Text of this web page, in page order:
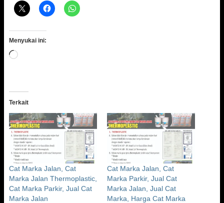
Menyukai ini:
Memuat...
Terkait
Cat Marka Jalan, Cat
Marka Jalan Thermoplastic,
Cat Marka Parkir, Jual Cat
Marka Jalan
Cat Marka Jalan, Cat
Marka Parkir, Jual Cat
Marka Jalan, Jual Cat
Marka, Harga Cat Marka